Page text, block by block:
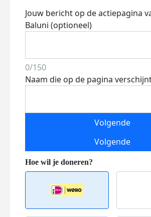
Jouw bericht op de actiepagina
Baluni (optioneel)
0/150
Naam die op de pagina
Volgende
Volgende